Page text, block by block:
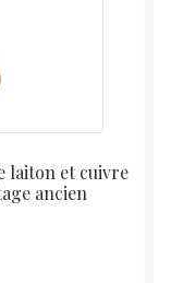
laiton et cuivre
ancien